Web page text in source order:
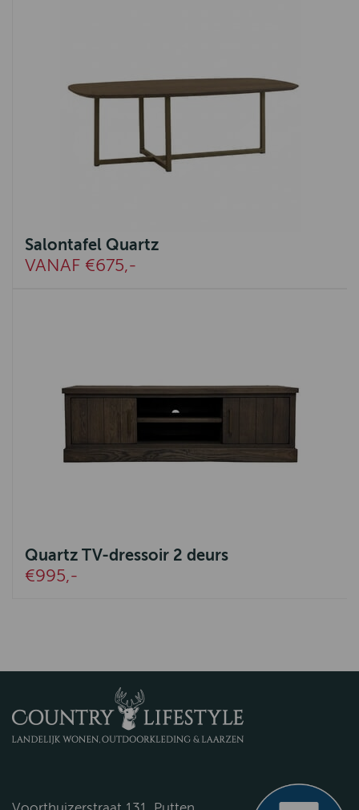
Salontafel Quartz
VANAF €675,-
Quartz TV-dressoir 2 deurs
€995,-